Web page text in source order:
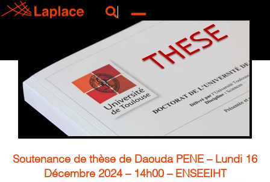
Soutenance de thèse de Daouda PENE – Lundi 16
Décembre 2024 – 14h00 – ENSEEIHT